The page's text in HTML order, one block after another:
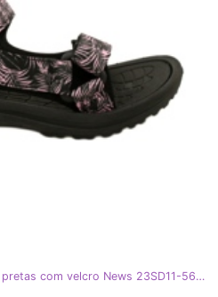
Sandálias esportivas femininas pretas com velcro News 23SD11-5630 preto